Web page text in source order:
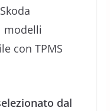
modelli
con TPMS
dal